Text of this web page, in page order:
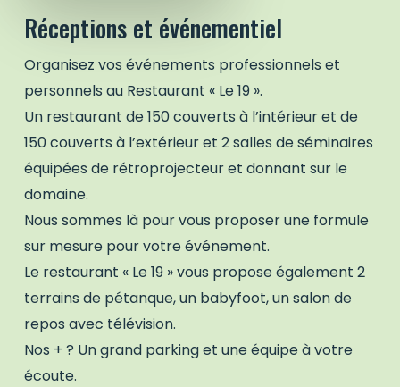
Réceptions et événementiel
Organisez vos événements professionnels et
personnels au Restaurant « Le 19 ».
Un restaurant de 150 couverts à l’intérieur et de
150 couverts à l’extérieur et 2 salles de séminaires
équipées de rétroprojecteur et donnant sur le
domaine.
Nous sommes là pour vous proposer une formule
sur mesure pour votre événement.
Le restaurant « Le 19 » vous propose également 2
terrains de pétanque, un babyfoot, un salon de
repos avec télévision.
Nos + ? Un grand parking et une équipe à votre
écoute.